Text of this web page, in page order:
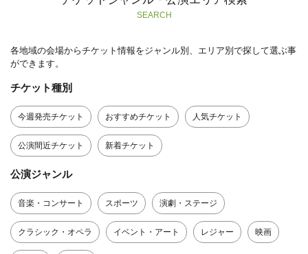
SEARCH
各地域の会場からチケット情報をジャンル別、エリア別で探して選ぶ事
ができます。
チケット種別
今週発売チケット おすすめチケット 人気チケット
公演間近チケット 新着チケット
公演ジャンル
音楽・コンサート スポーツ 演劇・ステージ
クラシック・オペラ イベント・アート レジャー 映画